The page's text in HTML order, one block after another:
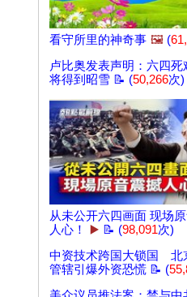
看守所里的神奇事 🖼️ (
卢比奥发表声明：六四死
将得到昭雪 📝 (50,266次)
从未公开六四画面 现场
人心！
▶️ 📝 (98,091次)
中资技术跨国大锁国 北
管辖引爆外资恐慌 📝 (